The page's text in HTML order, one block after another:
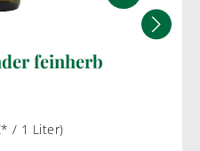
feinherb
/ 1 Liter)